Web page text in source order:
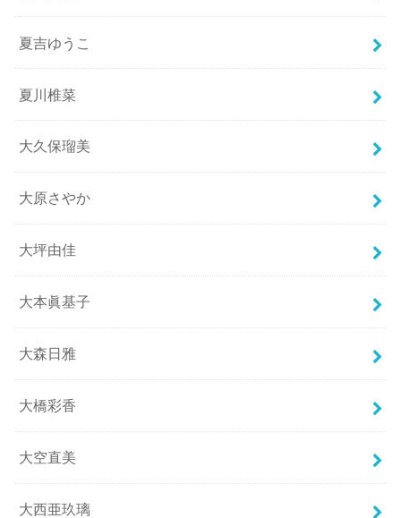
夏吉ゆうこ
夏川椎菜
大久保瑠美
大原さやか
大坪由佳
大本眞基子
大森日雅
大橋彩香
大空直美
大西亜玖璃